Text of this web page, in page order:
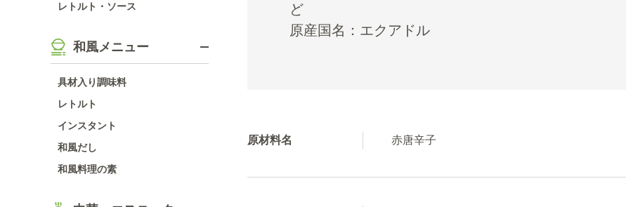
レトルト・ソース
和風メニュー
具材入り調味料
レトルト
インスタント
和風だし
和風料理の素
ど
原産国名：エクアドル
原材料名 赤唐辛子